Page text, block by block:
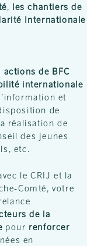
, les chantiers de
Internationale
de BFC
internationale
et
de
réalisation de
des jeunes
etc.
le CRIJ et la
Comté, votre
de la
pour renforcer
en